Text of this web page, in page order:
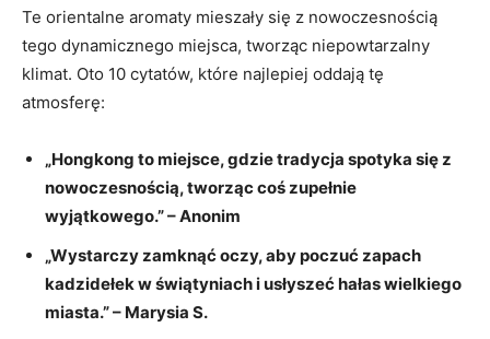
Te orientalne aromaty mieszały się z nowoczesnością
tego dynamicznego miejsca, tworząc niepowtarzalny
klimat. Oto 10 cytatów, które⁣ najlepiej oddają tę
atmosferę:
„Hongkong‌ to miejsce, gdzie tradycja‌ spotyka się⁤ z
nowoczesnością, tworząc coś ​zupełnie
wyjątkowego.” – Anonim
„Wystarczy zamknąć oczy, ‌aby poczuć zapach
kadzidełek w świątyniach i usłyszeć hałas wielkiego
miasta.” – Marysia S.